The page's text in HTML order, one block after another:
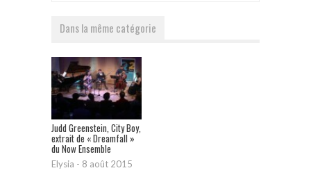
Dans la même catégorie
Judd Greenstein, City Boy,
extrait de « Dreamfall »
du Now Ensemble
Elysia - 8 août 2015